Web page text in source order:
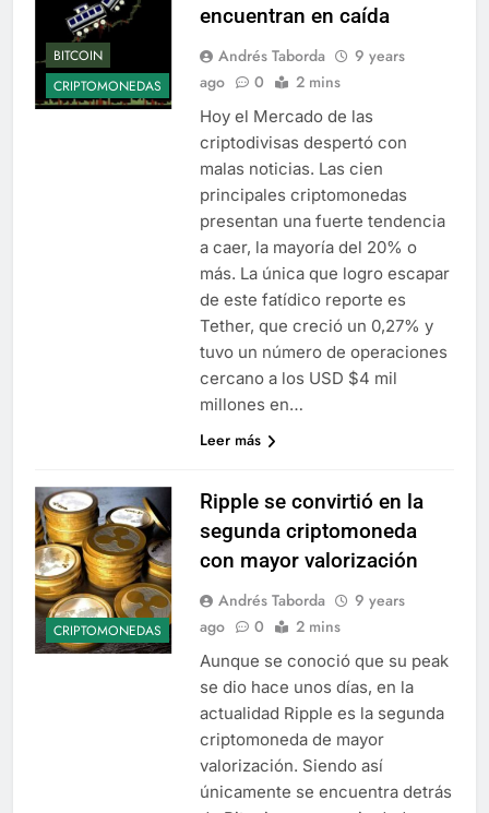
BITCOIN
CRIPTOMONEDAS
encuentran en caída
Andrés Taborda
9 years
ago
0 2 mins
Hoy el Mercado de las
criptodivisas despertó con
malas noticias. Las cien
principales criptomonedas
presentan una fuerte tendencia
a caer, la mayoría del 20% o
más. La única que logro escapar
de este fatídico reporte es
Tether, que creció un 0,27% y
tuvo un número de operaciones
cercano a los USD $4 mil
millones en…
Leer más
CRIPTOMONEDAS
Ripple se convirtió en la
segunda criptomoneda
con mayor valorización
Andrés Taborda
9 years
ago
0 2 mins
Aunque se conoció que su peak
se dio hace unos días, en la
actualidad Ripple es la segunda
criptomoneda de mayor
valorización. Siendo así
únicamente se encuentra detrás